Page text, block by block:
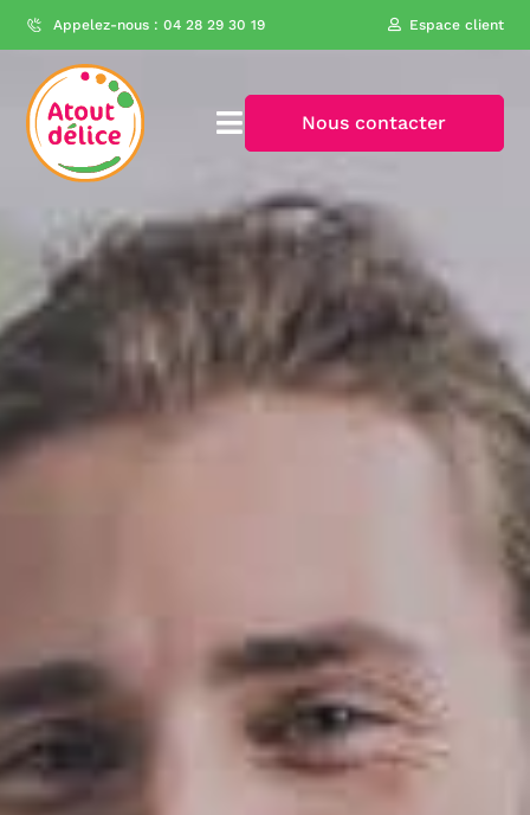
Appelez-nous : 04 28 29 30 19 Espace client
Nous contacter